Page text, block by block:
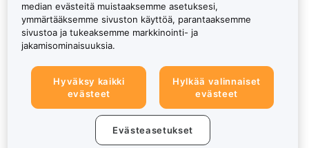
median evästeitä muistaaksemme asetuksesi,
ymmärtääksemme sivuston käyttöä, parantaaksemme
sivustoa ja tukeaksemme markkinointi- ja
jakamisominaisuuksia.
Hyväksy kaikki
evästeet
Hylkää valinnaiset
evästeet
Evästeasetukset